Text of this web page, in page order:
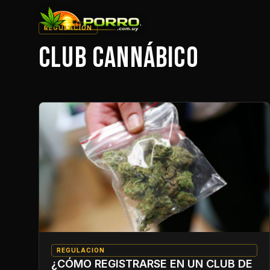
REGULACION
CLUB CANNÁBICO
REGULACION
¿CÓMO REGISTRARSE EN UN CLUB DE